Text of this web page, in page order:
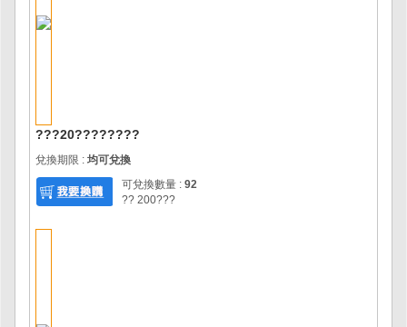
???20????????
兌換期限 : 均可兌換
可兌換數量 : 92
?? 200???